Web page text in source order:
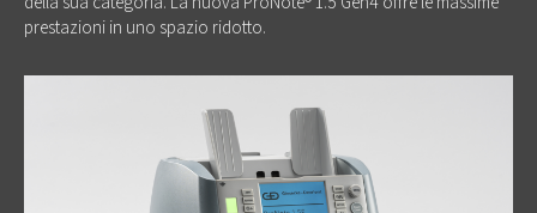
prestazioni in uno spazio ridotto.